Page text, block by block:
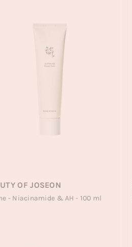
OF JOSEON
- Niacinamide & AH - 100 ml